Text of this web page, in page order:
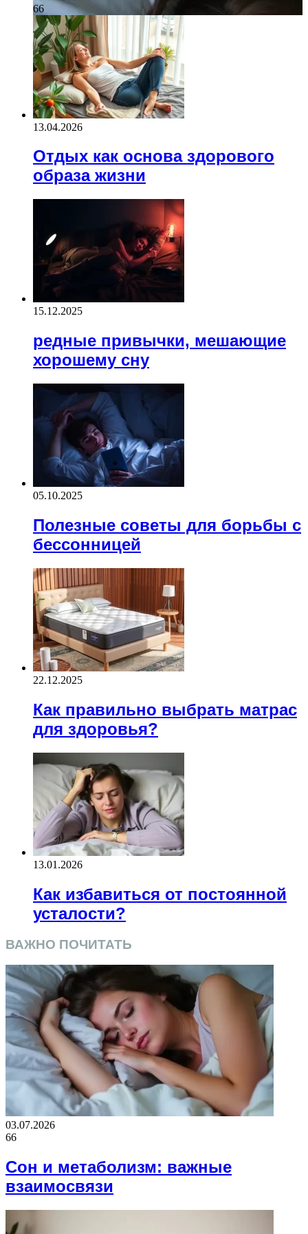
66
13.04.2026
Отдых как основа здорового
образа жизни
15.12.2025
редные привычки, мешающие
хорошему сну
05.10.2025
Полезные советы для борьбы с
бессонницей
22.12.2025
Как правильно выбрать матрас
для здоровья?
13.01.2026
Как избавиться от постоянной
усталости?
ВАЖНО ПОЧИТАТЬ
03.07.2026
66
Сон и метаболизм: важные
взаимосвязи